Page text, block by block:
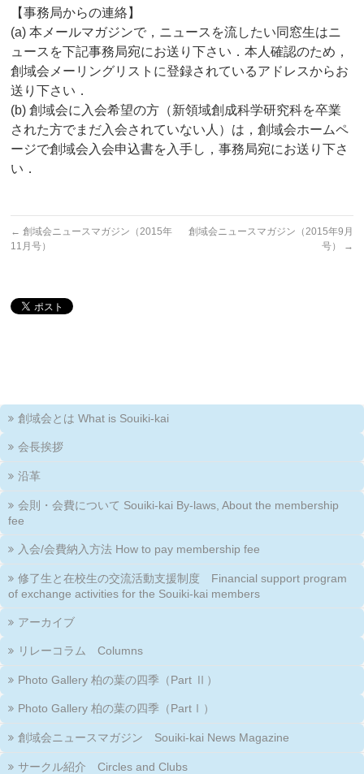
【事務局からの連絡】
(a) 本メールマガジンで，ニュースを流したい同窓生はニ
ュースを下記事務局宛にお送り下さい．本人確認のため，
創域会メーリングリストに登録されているアドレスからお
送り下さい．
(b) 創域会に入会希望の方（新領域創成科学研究科を卒業
された方でまだ入会されていない人）は，創域会ホームペ
ージで創域会入会申込書を入手し，事務局宛にお送り下さ
い．
← 創域会ニュースマガジン（2015年
11月号）
創域会ニュースマガジン（2015年9月
号）
→
創域会とは What is Souiki-kai
会長挨拶
沿革
会則・会費について Souiki-kai By-laws, About the membership
fee
入会/会費納入方法 How to pay membership fee
修了生と在校生の交流活動支援制度 Financial support program
of exchange activities for the Souiki-kai members
アーカイブ
リレーコラム Columns
Photo Gallery 柏の葉の四季（Part Ⅱ）
Photo Gallery 柏の葉の四季（PartⅠ）
創域会ニュースマガジン Souiki-kai News Magazine
サークル紹介 Circles and Clubs